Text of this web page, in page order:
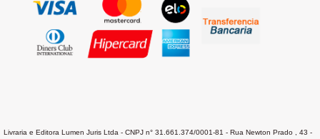
Livraria e Editora Lumen Juris Ltda - CNPJ n° 31.661.374/0001-81 - Rua Newton Prado , 43 -